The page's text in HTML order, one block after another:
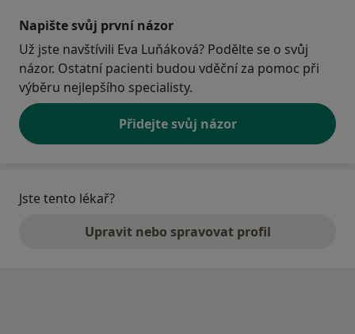
Napište svůj první názor
Už jste navštívili Eva Luňáková? Podělte se o svůj
názor. Ostatní pacienti budou vděční za pomoc při
výběru nejlepšího specialisty.
Přidejte svůj názor
Jste tento lékař?
Upravit nebo spravovat profil